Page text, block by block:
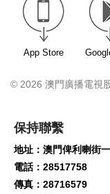
App Store
© 2026 澳門廣播電視
保持聯繫
地址：澳門俾利喇街
電話：28517758
傳真：28716579